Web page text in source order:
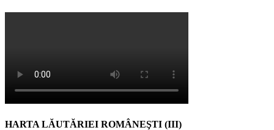
HARTA LĂUTĂRIEI ROMÂNEŞTI (III)